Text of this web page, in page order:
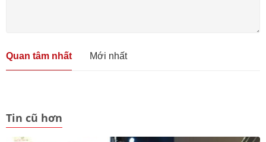
Quan tâm nhất Mới nhất
Tin cũ hơn